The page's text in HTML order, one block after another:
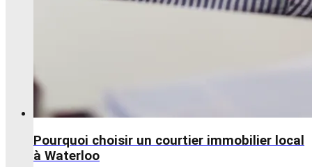
Pourquoi choisir un courtier immobilier local
à Waterloo